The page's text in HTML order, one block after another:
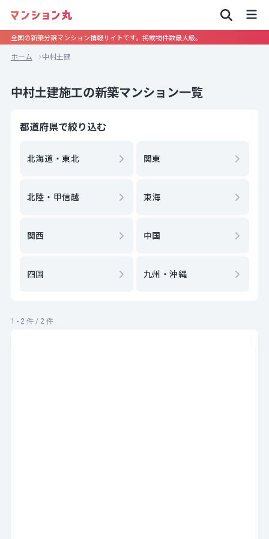
全国の新築分譲マンション情報サイトです。掲載物件数最大級。
ホーム 中村土建
中村土建施工の新築マンション一覧
都道府県で絞り込む
北海道・東北 関東
北陸・甲信越 東海
関西 中国
四国 九州・沖縄
1 - 2 件 / 2 件